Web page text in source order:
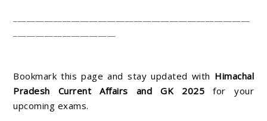
Bookmark this page and stay updated with Himachal
Pradesh Current Affairs and GK 2025 for your
upcoming exams.